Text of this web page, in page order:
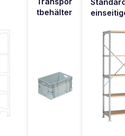
tbehälter